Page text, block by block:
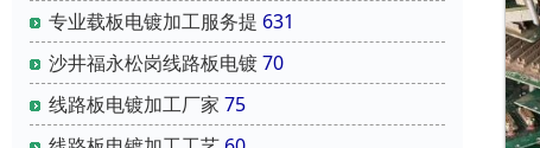
专业载板电镀加工服务提 631
沙井福永松岗线路板电镀70
线路板电镀加工厂家 75